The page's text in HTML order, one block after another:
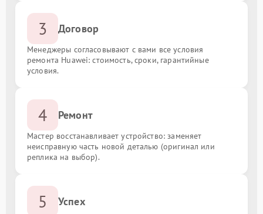
3 Договор
Менеджеры согласовывают с вами все условия
ремонта Huawei: стоимость, сроки, гарантийные
условия.
4 Ремонт
Мастер восстанавливает устройство: заменяет
неисправную часть новой деталью (оригинал или
реплика на выбор).
5 Успех